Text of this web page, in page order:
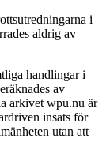
i
aldrig av
handlingar i
av
arkivet wpu.nu är
insats för
utan att